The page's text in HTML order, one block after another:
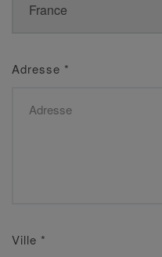
Adresse *
Ville *